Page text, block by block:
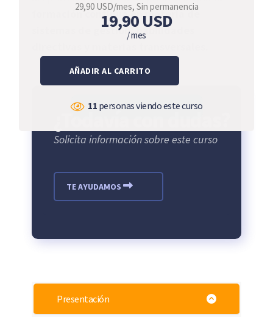
29,90 USD/mes, Sin permanencia
19,90USD
/ mes
AÑADIR AL CARRITO
11 personas viendo este curso
formación continua en materia de
sistemas de gestión, habilidades
¿Todavía con dudas?
Solicita información sobre este curso
TE AYUDAMOS
Presentación